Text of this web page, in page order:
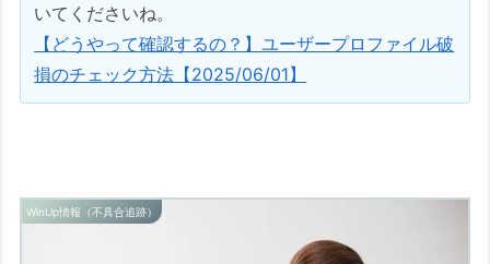
いてくださいね。
【どうやって確認するの？】ユーザープロファイル破
損のチェック方法【2025/06/01】
WinUp情報（不具合追跡）